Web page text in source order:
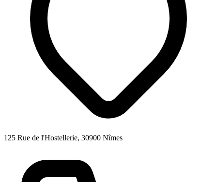
125 Rue de l'Hostellerie, 30900 Nîmes